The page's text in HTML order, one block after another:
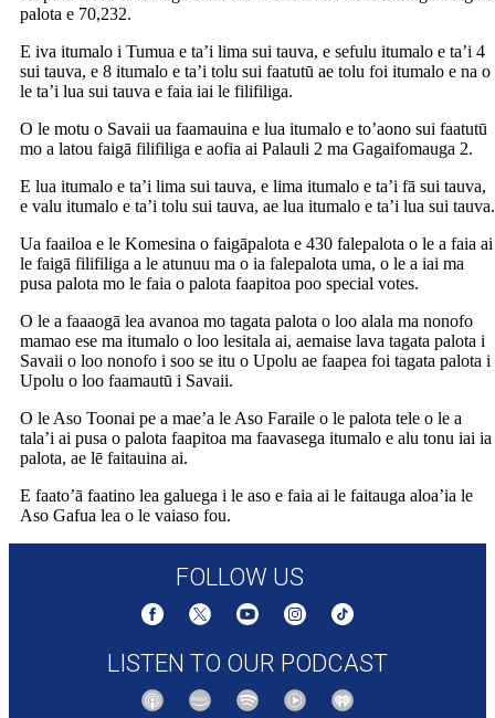
palota e 70,232.
E iva itumalo i Tumua e ta’i lima sui tauva, e sefulu itumalo e ta’i 4
sui tauva, e 8 itumalo e ta’i tolu sui faatutū ae tolu foi itumalo e na o
le ta’i lua sui tauva e faia iai le filifiliga.
O le motu o Savaii ua faamauina e lua itumalo e to’aono sui faatutū
mo a latou faigā filifiliga e aofia ai Palauli 2 ma Gagaifomauga 2.
E lua itumalo e ta’i lima sui tauva, e lima itumalo e ta’i fā sui tauva,
e valu itumalo e ta’i tolu sui tauva, ae lua itumalo e ta’i lua sui tauva.
Ua faailoa e le Komesina o faigāpalota e 430 falepalota o le a faia ai
le faigā filifiliga a le atunuu ma o ia falepalota uma, o le a iai ma
pusa palota mo le faia o palota faapitoa poo special votes.
O le a faaaogā lea avanoa mo tagata palota o loo alala ma nonofo
mamao ese ma itumalo o loo lesitala ai, aemaise lava tagata palota i
Savaii o loo nonofo i soo se itu o Upolu ae faapea foi tagata palota i
Upolu o loo faamautū i Savaii.
O le Aso Toonai pe a mae’a le Aso Faraile o le palota tele o le a
tala’i ai pusa o palota faapitoa ma faavasega itumalo e alu tonu iai ia
palota, ae lē faitauina ai.
E faato’ā faatino lea galuega i le aso e faia ai le faitauga aloa’ia le
Aso Gafua lea o le vaiaso fou.
FOLLOW US
LISTEN TO OUR PODCAST